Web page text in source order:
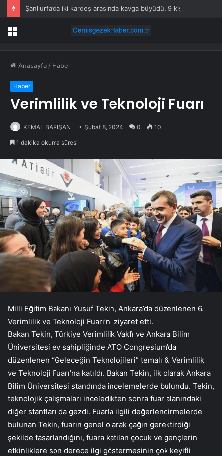
Menü
Anasayfa / Haber
Haber
Verimlilik ve Teknoloji Fuarı
KEMAL BARIŞAN Şubat 8, 2024 0 10
1 dakika okuma süresi
Milli Eğitim Bakanı Yusuf Tekin, Ankara’da düzenlenen 6.
Verimlilik ve Teknoloji Fuarı’nı ziyaret etti.
Bakan Tekin, Türkiye Verimlilik Vakfı ve Ankara Bilim
Üniversitesi ev sahipliğinde ATO Congresium’da
düzenlenen “Geleceğin Teknolojileri” temalı 6. Verimlilik
ve Teknoloji Fuarı’na katıldı. Bakan Tekin, ilk olarak Ankara
Bilim Üniversitesi standında incelemelerde bulundu. Tekin,
teknolojik çalışmaları inceledikten sonra fuar alanındaki
diğer stantları da gezdi. Fuarla ilgili değerlendirmelerde
bulunan Tekin, fuarın genel olarak çağın gerektirdiği
şekilde tasarlandığını, fuara katılan çocuk ve gençlerin
etkinliklere son derece ilgi göstermesinin çok keyifli